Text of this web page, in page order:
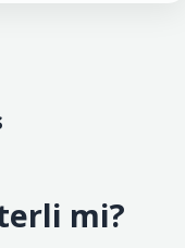
mi?